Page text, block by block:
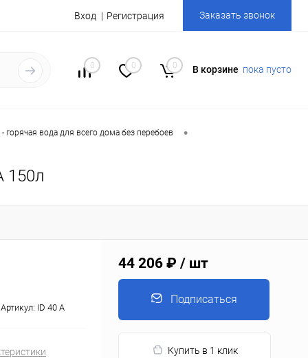
Вход Регистрация Заказать звонок
0 0 0 В корзине пока пусто
горячая вода для всего дома без перебоев •
150л
Артикул: ID 40 A
44 206 ₽ / шт
Подписаться
Купить в 1 клик